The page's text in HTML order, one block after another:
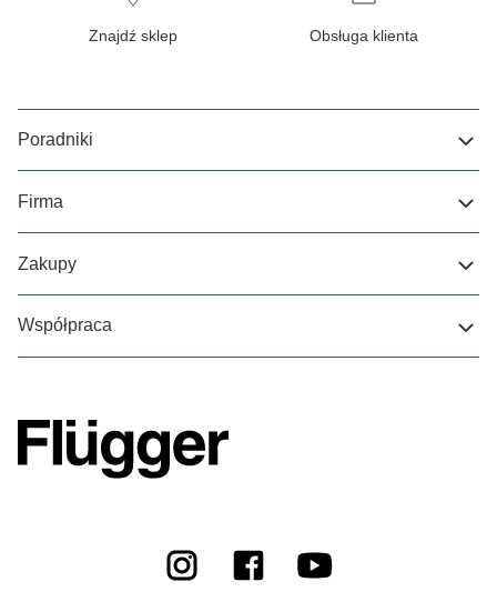
Znajdź sklep Obsługa klienta
Poradniki
Firma
Zakupy
Współpraca